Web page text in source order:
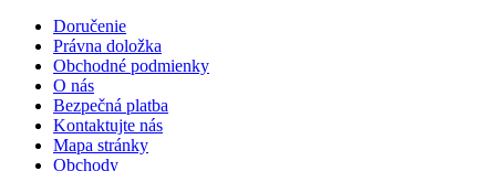
Doručenie
Právna doložka
Obchodné podmienky
O nás
Bezpečná platba
Kontaktujte nás
Mapa stránky
Obchody